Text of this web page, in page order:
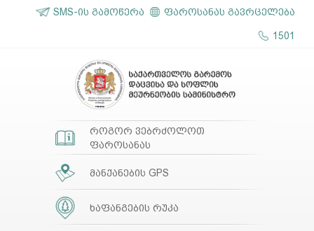
ფაროსანას გავრცელება
SMS-ის გამოწერა
1501
როგორ ვებრძოლოთ
ფაროსანას
მანქანების GPS
ხაფანგების რუკა